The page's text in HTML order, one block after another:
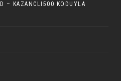
– KAZANCLI500 KODUYLA